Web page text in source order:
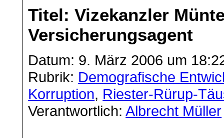
Titel: Vizekanzler
Versicherungsagent
Datum: 9. März 2006 um
Rubrik: Demografische
Korruption, Riester-Rürup-
Verantwortlich:Albrecht Müller